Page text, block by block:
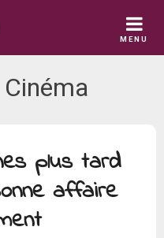
MENU
Cinéma
plus tard
affaire